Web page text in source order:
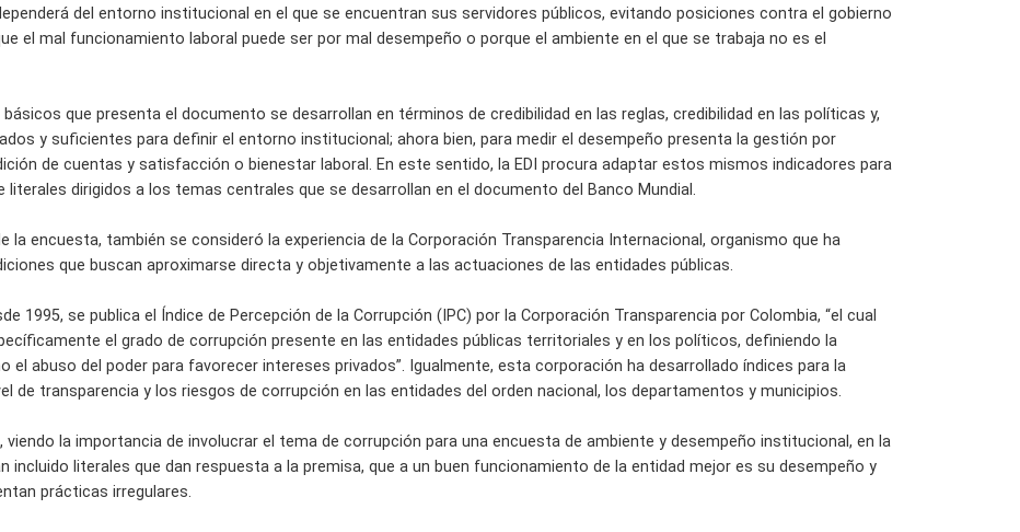
del entorno institucional en el que se encuentran sus servidores públicos, evitando posiciones contra el gobierno
el mal funcionamiento laboral puede ser por mal desempeño o porque el ambiente en el que se trabaja no es el
básicos que presenta el documento se desarrollan en términos de credibilidad en las reglas, credibilidad en las políticas y,
y suficientes para definir el entorno institucional; ahora bien, para medir el desempeño presenta la gestión por
de cuentas y satisfacción o bienestar laboral. En este sentido, la EDI procura adaptar estos mismos indicadores para
literales dirigidos a los temas centrales que se desarrollan en el documento del Banco Mundial.
la encuesta, también se consideró la experiencia de la Corporación Transparencia Internacional, organismo que ha
que buscan aproximarse directa y objetivamente a las actuaciones de las entidades públicas.
1995, se publica el Índice de Percepción de la Corrupción (IPC) por la Corporación Transparencia por Colombia, “el cual
el grado de corrupción presente en las entidades públicas territoriales y en los políticos, definiendo la
el abuso del poder para favorecer intereses privados”. Igualmente, esta corporación ha desarrollado índices para la
de transparencia y los riesgos de corrupción en las entidades del orden nacional, los departamentos y municipios.
viendo la importancia de involucrar el tema de corrupción para una encuesta de ambiente y desempeño institucional, en la
incluido literales que dan respuesta a la premisa, que a un buen funcionamiento de la entidad mejor es su desempeño y
prácticas irregulares.